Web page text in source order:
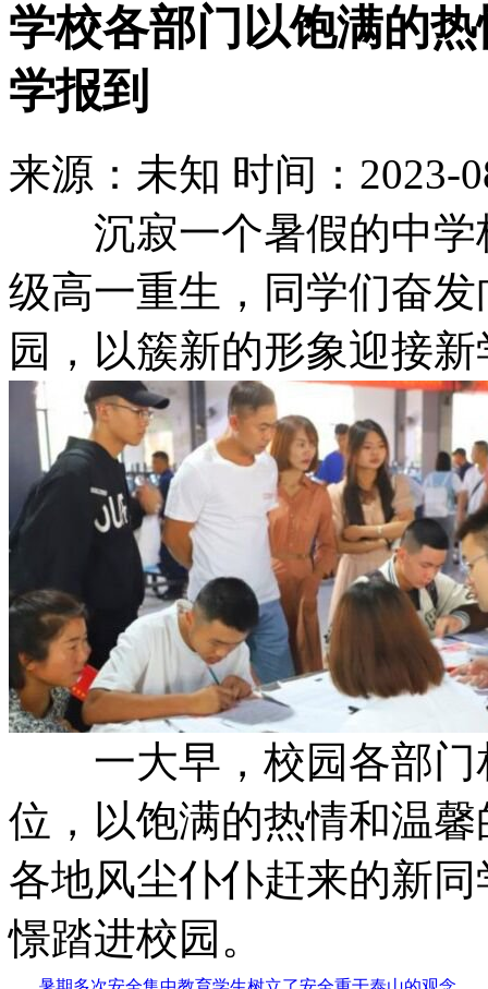
学校各部门以饱满的
学报到
来源：未知 时间：2023-
沉寂一个暑假的中学
级高一重生，同学们奋
园，以簇新的形象迎
一大早，校园各部门
位，以饱满的热情和温
各地风尘仆仆赶来的新
憬踏进校园。